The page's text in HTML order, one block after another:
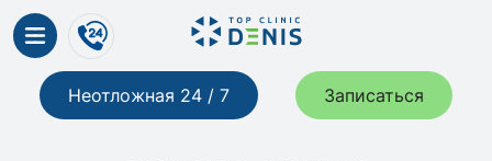
Неотложная 24 / 7 Записаться